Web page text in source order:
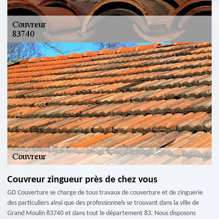
Couvreur zingueur près de chez vous
GD Couverture se charge de tous travaux de couverture et de zinguerie
des particuliers ainsi que des professionnels se trouvant dans la ville de
Grand Moulin 83740 et dans tout le département 83. Nous disposons